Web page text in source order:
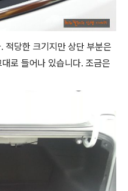
적당한 크기지만 상단 부분은
로 들어나 있습니다. 조금은